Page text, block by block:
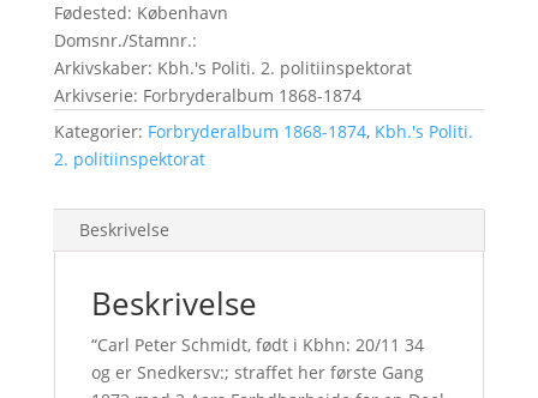
Fødested: København
Domsnr./Stamnr.:
Arkivskaber: Kbh.'s Politi. 2. politiinspektorat
Arkivserie: Forbryderalbum 1868-1874
Kategorier: Forbryderalbum 1868-1874, Kbh.'s Politi.
2. politiinspektorat
Beskrivelse
Beskrivelse
“Carl Peter Schmidt, født i Kbhn: 20/11 34
og er Snedkersv:; straffet her første Gang